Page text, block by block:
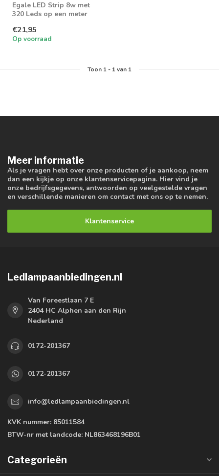
Egale LED Strip 8w met
320 Leds op een meter
Techniek! Leverbaa...
€21,95
Op voorraad
Toon 1- 1van 1
Meer informatie
Als je vragen hebt over onze producten of je aankoop, neem
dan een kijkje op onze klantenservicepagina. Hier vind je
onze bedrijfsgegevens, antwoorden op veelgestelde vragen
en verschillende manieren om contact met ons op te nemen.
Klantenservice
Ledlampaanbiedingen.nl
Van Foreestlaan 7 E
2404 HC Alphen aan den Rijn
Nederland
0172-201367
0172-201367
info@ledlampaanbiedingen.nl
KVK nummer: 85011584
BTW-nr met landcode: NL863468196B01
Categorieën